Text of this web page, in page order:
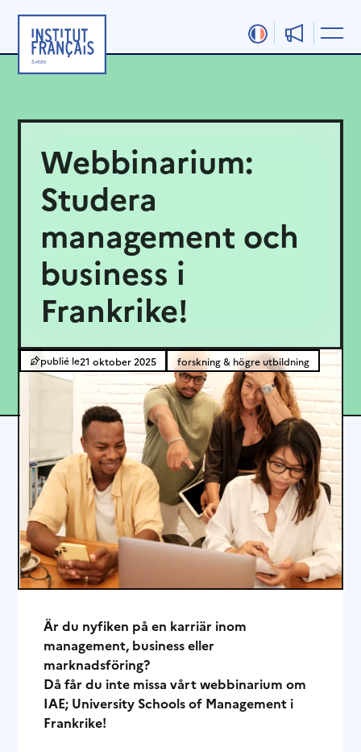
innehåll
Webbinarium:
Studera
management och
business i
Frankrike!
21 oktober 2025 forskning & högre utbildning
Är du nyfiken på en karriär inom
management, business eller
marknadsföring?
Då får du inte missa vårt webbinarium om
IAE; University Schools of Management i
Frankrike!